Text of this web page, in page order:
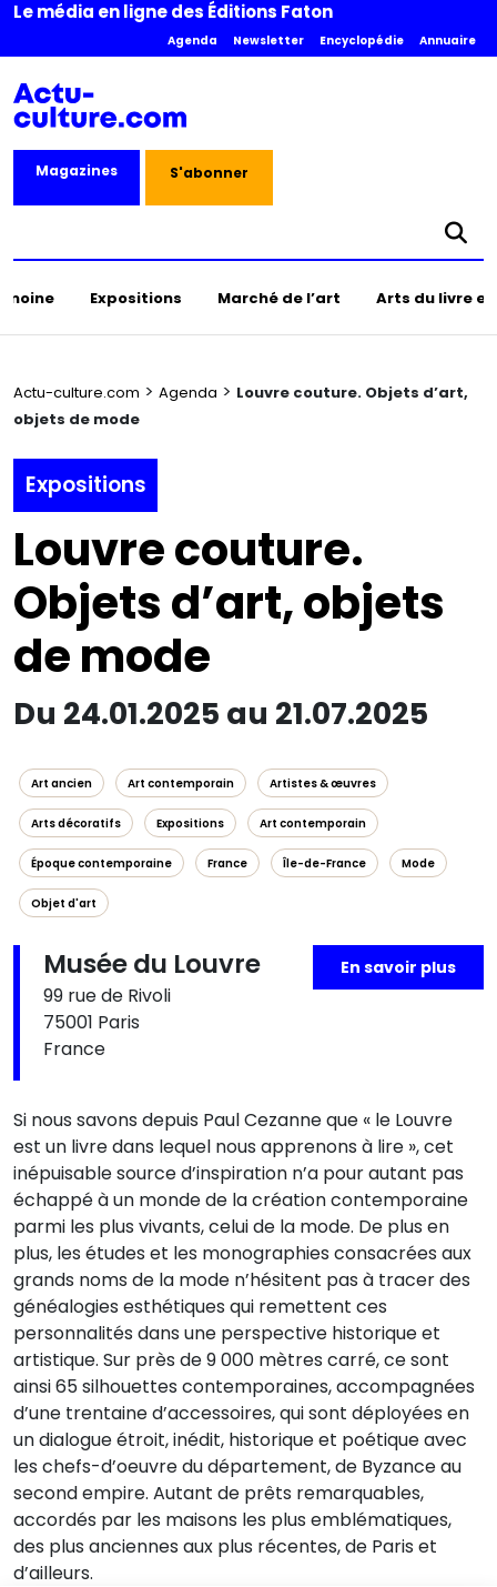
Le média en ligne des Éditions Faton
Agenda Newsletter Encyclopédie Annuaire
Magazines S'abonner
Expositions Marché de l’art Arts du livre
Actu-culture.com > Agenda > Louvre couture. Objets d’art,
objets de mode
Expositions
Louvre couture.
Objets d’art, objets
de mode
Du 24.01.2025 au 21.07.2025
Art ancien Art contemporain Artistes & œuvres
Arts décoratifs Expositions Art contemporain
Époque contemporaine France Île-de-France Mode
Objet d'art
Musée du Louvre
99 rue de Rivoli
75001 Paris
France
En savoir plus
Si nous savons depuis Paul Cezanne que « le Louvre
est un livre dans lequel nous apprenons à lire », cet
inépuisable source d’inspiration n’a pour autant pas
échappé à un monde de la création contemporaine
parmi les plus vivants, celui de la mode. De plus en
plus, les études et les monographies consacrées aux
grands noms de la mode n’hésitent pas à tracer des
généalogies esthétiques qui remettent ces
personnalités dans une perspective historique et
artistique. Sur près de 9 000 mètres carré, ce sont
ainsi 65 silhouettes contemporaines, accompagnées
d’une trentaine d’accessoires, qui sont déployées en
un dialogue étroit, inédit, historique et poétique avec
les chefs-d’oeuvre du département, de Byzance au
second empire. Autant de prêts remarquables,
accordés par les maisons les plus emblématiques,
des plus anciennes aux plus récentes, de Paris et
d’ailleurs.